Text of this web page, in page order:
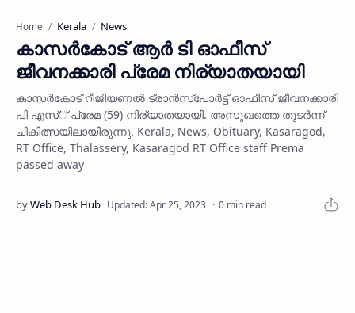
Home Kerala News
കാസര്‍കോട് ആര്‍ ടി ഓഫീസ്
ജീവനക്കാരി പ്രേമ നിര്യാതയായി
കാസര്‍കോട് റീജിയണല്‍ ട്രാന്‍സ്‌പോര്‍ട്ട് ഓഫീസ് ജീവനക്കാരി
പി എസ്് പ്രേമ (59) നിര്യാതയായി. അസുഖത്തെ തുടര്‍ന്ന്
ചികിത്സയിലായിരുന്നു. Kerala, News, Obituary, Kasaragod,
RT Office, Thalassery, Kasaragod RT Office staff Prema
passed away
0 min read